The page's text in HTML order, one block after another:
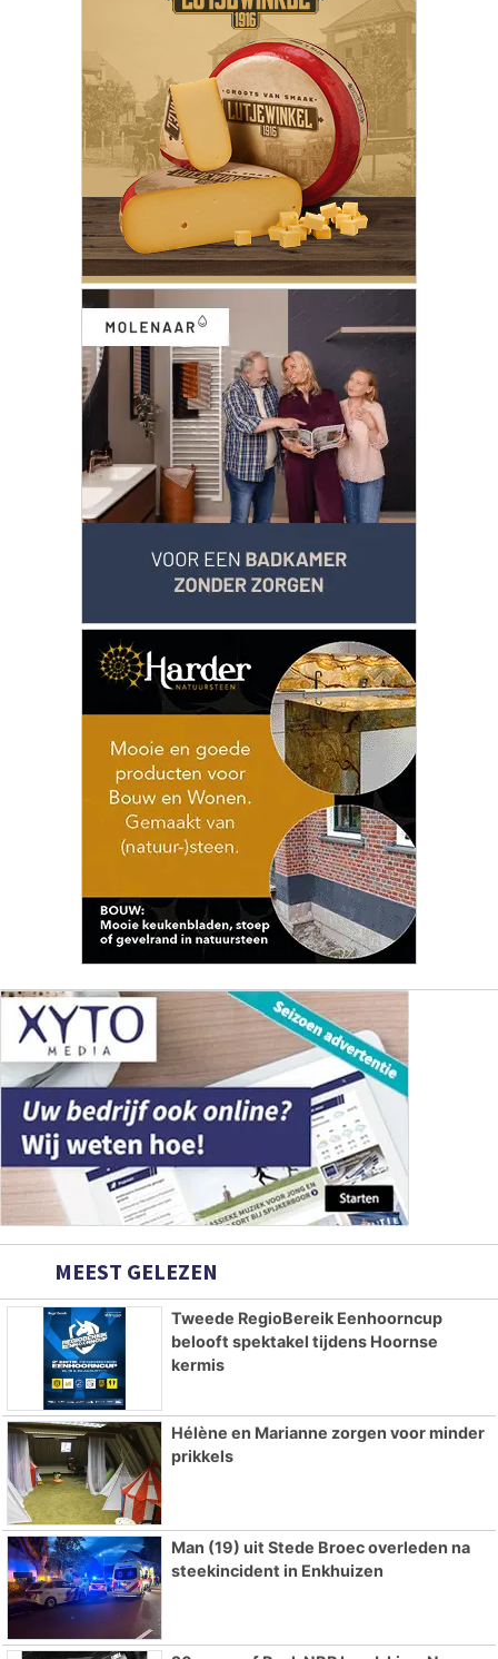
MEEST GELEZEN
Tweede RegioBereik Eenhoorncup
belooft spektakel tijdens Hoornse
kermis
Hélène en Marianne zorgen voor minder
prikkels
Man (19) uit Stede Broec overleden na
steekincident in Enkhuizen